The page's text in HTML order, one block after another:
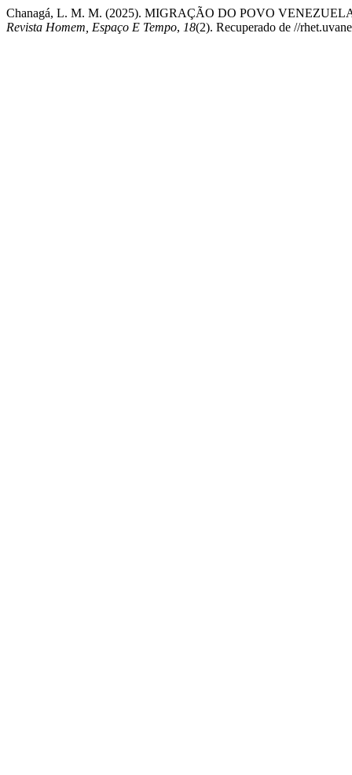
Chanagá, L. M. M. (2025). MIGRAÇÃO DO POVO
Revista Homem, Espaço E Tempo, 18(2). Recuperado de //